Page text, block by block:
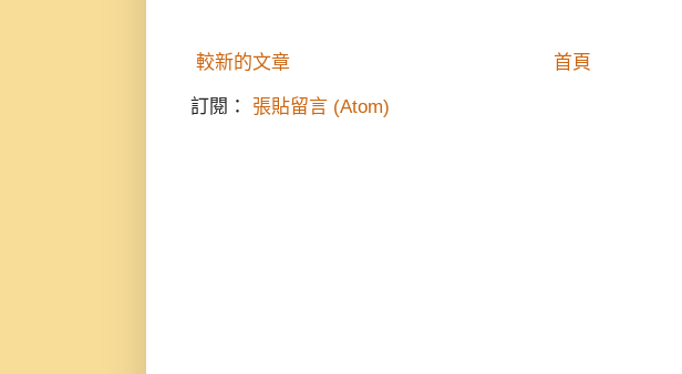
較新的文章 首頁
訂閱： 張貼留言 (Atom)